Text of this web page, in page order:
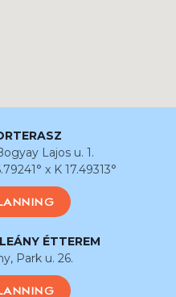
Lajos u. 1.
x K 17.49313°
ÉTTEREM
Park u. 26.